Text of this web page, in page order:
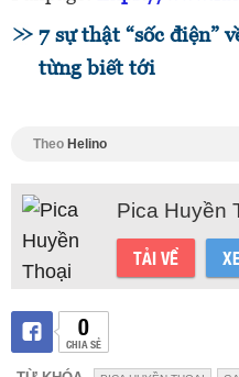
7 sự thật “sốc điện”
từng biết tới
Theo Helino
Pica Huyền
TẢI VỀ
0
CHIA SẺ